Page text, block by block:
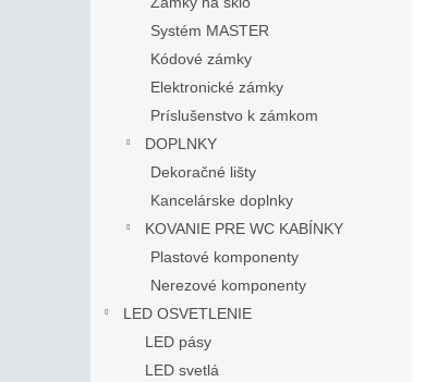
Systém MASTER
Kódové zámky
Elektronické zámky
Príslušenstvo k zámkom
DOPLNKY
Dekoračné lišty
Kancelárske doplnky
KOVANIE PRE WC KABÍNKY
Plastové komponenty
Nerezové komponenty
LED OSVETLENIE
LED pásy
LED svetlá